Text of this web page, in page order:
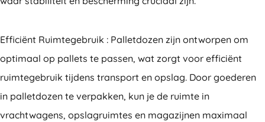
Efficiënt Ruimtegebruik : Palletdozen zijn ontworpen om
optimaal op pallets te passen, wat zorgt voor efficiënt
ruimtegebruik tijdens transport en opslag. Door goederen
in palletdozen te verpakken, kun je de ruimte in
vrachtwagens, opslagruimtes en magazijnen maximaal